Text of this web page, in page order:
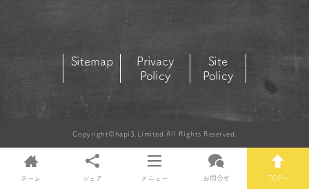
Sitemap
Privacy
Policy
Site
Policy
Copyright©hapi3.Limited All Rights Reserved.
ホーム シェア メニュー お問合せ TOPへ